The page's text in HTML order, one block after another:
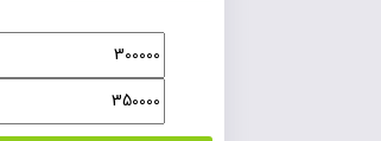
حداقل
قیمت